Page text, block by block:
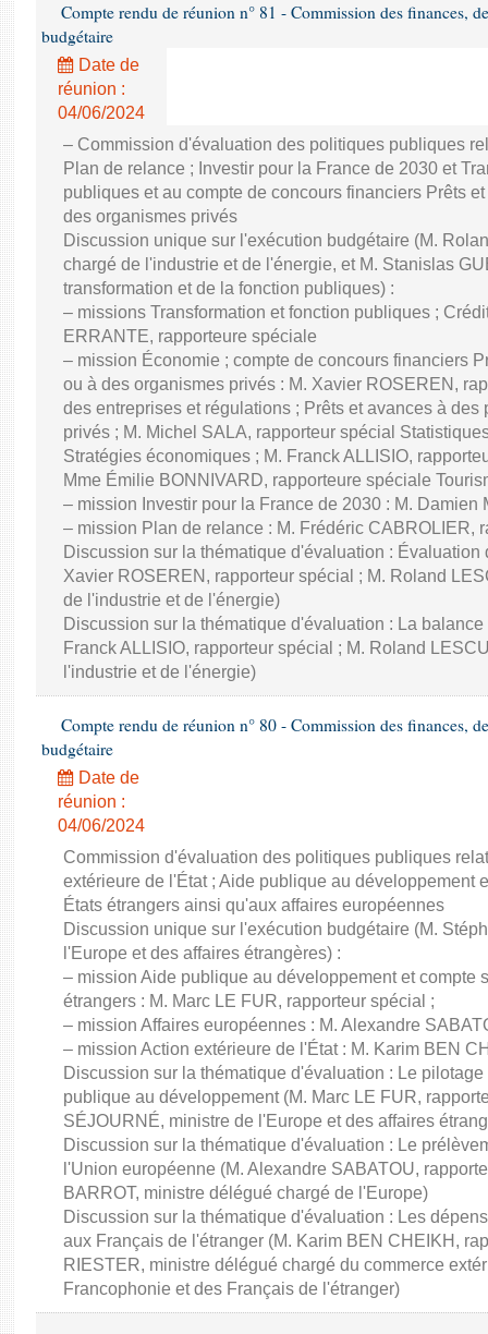
Compte rendu de réunion n° 81 - Commission des finances,
budgétaire
Date de
réunion :
04/06/2024
– Commission d'évaluation des politiques publiques
Plan de relance ; Investir pour la France de 2030 et
publiques et au compte de concours financiers Prêts
des organismes privés
Discussion unique sur l'exécution budgétaire (M.
chargé de l'industrie et de l'énergie, et M. Stanislas
transformation et de la fonction publiques) :
– missions Transformation et fonction publiques ;
ERRANTE, rapporteure spéciale
– mission Économie ; compte de concours financiers
ou à des organismes privés : M. Xavier ROSEREN,
des entreprises et régulations ; Prêts et avances à
privés ; M. Michel SALA, rapporteur spécial
Stratégies économiques ; M. Franck ALLISIO,
Mme Émilie BONNIVARD, rapporteure spéciale
– mission Investir pour la France de 2030 : M. Damien
– mission Plan de relance : M. Frédéric CABROLIER,
Discussion sur la thématique d'évaluation :
Xavier ROSEREN, rapporteur spécial ; M. Roland
de l'industrie et de l'énergie)
Discussion sur la thématique d'évaluation : La
Franck ALLISIO, rapporteur spécial ; M. Roland
l'industrie et de l'énergie)
Compte rendu de réunion n° 80 - Commission des finances,
budgétaire
Date de
réunion :
04/06/2024
Commission d'évaluation des politiques publiques
extérieure de l'État ; Aide publique au développement
États étrangers ainsi qu'aux affaires européennes
Discussion unique sur l'exécution budgétaire (M.
l'Europe et des affaires étrangères) :
– mission Aide publique au développement et compte
étrangers : M. Marc LE FUR, rapporteur spécial ;
– mission Affaires européennes : M. Alexandre
– mission Action extérieure de l'État : M. Karim BEN
Discussion sur la thématique d'évaluation : Le
publique au développement (M. Marc LE FUR,
SÉJOURNÉ, ministre de l'Europe et des affaires
Discussion sur la thématique d'évaluation : Le
l'Union européenne (M. Alexandre SABATOU,
BARROT, ministre délégué chargé de l'Europe)
Discussion sur la thématique d'évaluation : Les
aux Français de l'étranger (M. Karim BEN CHEIKH,
RIESTER, ministre délégué chargé du commerce
Francophonie et des Français de l'étranger)